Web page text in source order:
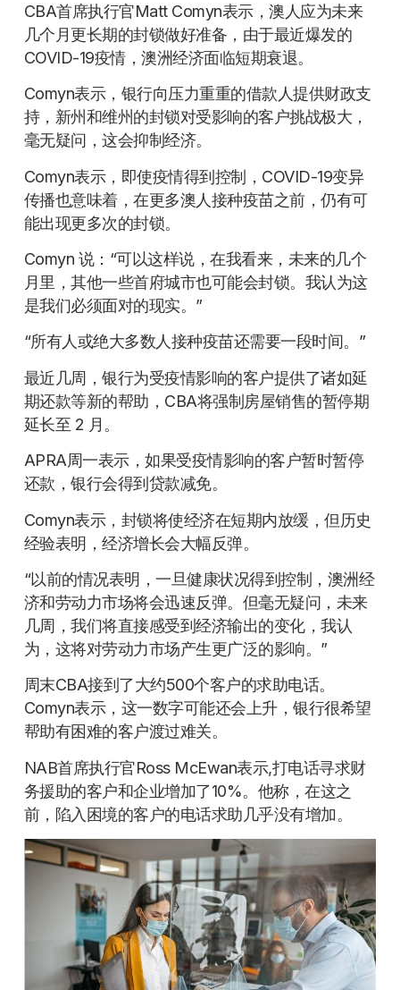
CBA首席执行官Matt Comyn表示，澳人应为未来
几个月更长期的封锁做好准备，由于最近爆发的
COVID-19疫情，澳洲经济面临短期衰退。
Comyn表示，银行向压力重重的借款人提供财政支
持，新州和维州的封锁对受影响的客户挑战极大，
毫无疑问，这会抑制经济。
Comyn表示，即使疫情得到控制，COVID-19变异
传播也意味着，在更多澳人接种疫苗之前，仍有可
能出现更多次的封锁。
Comyn 说：“可以这样说，在我看来，未来的几个
月里，其他一些首府城市也可能会封锁。我认为这
是我们必须面对的现实。”
“所有人或绝大多数人接种疫苗还需要一段时间。”
最近几周，银行为受疫情影响的客户提供了诸如延
期还款等新的帮助，CBA将强制房屋销售的暂停期
延长至 2 月。
APRA周一表示，如果受疫情影响的客户暂时暂停
还款，银行会得到贷款减免。
Comyn表示，封锁将使经济在短期内放缓，但历史
经验表明，经济增长会大幅反弹。
“以前的情况表明，一旦健康状况得到控制，澳洲经
济和劳动力市场将会迅速反弹。但毫无疑问，未来
几周，我们将直接感受到经济输出的变化，我认
为，这将对劳动力市场产生更广泛的影响。”
周末CBA接到了大约500个客户的求助电话。
Comyn表示，这一数字可能还会上升，银行很希望
帮助有困难的客户渡过难关。
NAB首席执行官Ross McEwan表示,打电话寻求财
务援助的客户和企业增加了10%。他称，在这之
前，陷入困境的客户的电话求助几乎没有增加。